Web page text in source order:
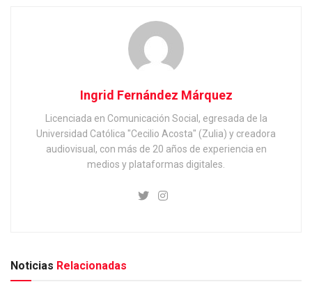
Ingrid Fernández Márquez
Licenciada en Comunicación Social, egresada de la
Universidad Católica "Cecilio Acosta" (Zulia) y creadora
audiovisual, con más de 20 años de experiencia en
medios y plataformas digitales.
Noticias Relacionadas